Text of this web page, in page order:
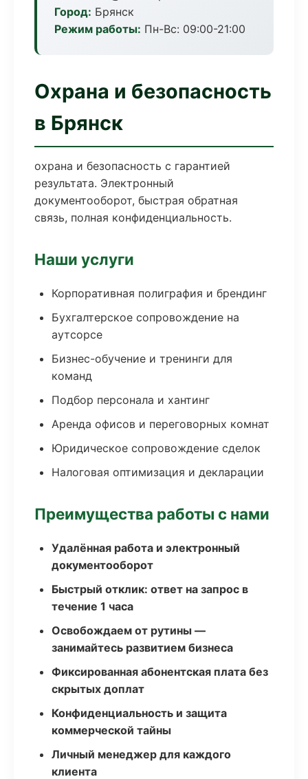
Город: Брянск
Режим работы: Пн-Вс: 09:00-21:00
Охрана и безопасность
в Брянск
охрана и безопасность с гарантией
результата. Электронный
документооборот, быстрая обратная
связь, полная конфиденциальность.
Наши услуги
Корпоративная полиграфия и брендинг
Бухгалтерское сопровождение на
аутсорсе
Бизнес-обучение и тренинги для
команд
Подбор персонала и хантинг
Аренда офисов и переговорных комнат
Юридическое сопровождение сделок
Налоговая оптимизация и декларации
Преимущества работы с нами
Удалённая работа и электронный
документооборот
Быстрый отклик: ответ на запрос в
течение 1 часа
Освобождаем от рутины —
занимайтесь развитием бизнеса
Фиксированная абонентская плата без
скрытых доплат
Конфиденциальность и защита
коммерческой тайны
Личный менеджер для каждого
клиента